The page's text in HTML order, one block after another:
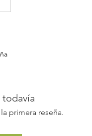
todavía
primera reseña.